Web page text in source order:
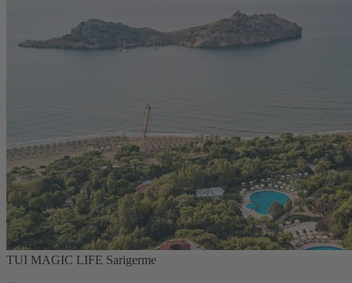
TUI MAGIC LIFE Sarigerme